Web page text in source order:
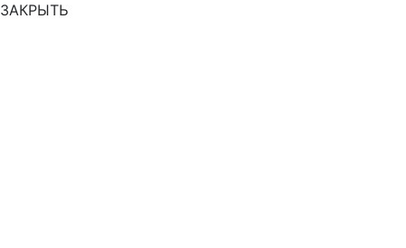
ЗАКРЫТЬ